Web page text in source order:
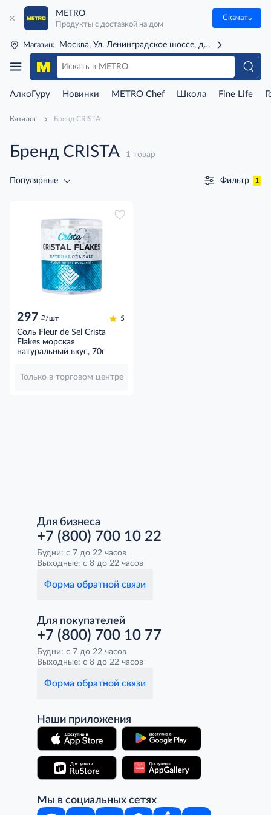
METRO
Продукты с доставкой на дом
Скачать
Магазин: Москва, Ул. Ленинградское шоссе, д. 71Г (м. Речной
АлкоГуру Новинки METRO Chef Школа Fine Life
Каталог Бренд CRISTA
Бренд CRISTA 1 товар
Популярные Фильтр 1
297 д/шт 5
Соль Fleur de Sel Crista
Flakes морская
натуральный вкус, 70г
Только в торговом центре
Для бизнеса
+7 (800) 700 10 22
Будни: с 7 до 22 часов
Выходные: с 8 до 22 часов
Форма обратной связи
Для покупателей
+7 (800) 700 10 77
Будни: с 7 до 22 часов
Выходные: с 8 до 22 часов
Форма обратной связи
Наши приложения
Мы в социальных сетях